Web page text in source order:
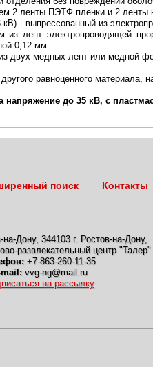
2 ленты ПЭТФ пленки и 2 ленты
- выпрессованный из
лент электропроводящей
0,12 мм
двух медных лент или медной
равноценного материала,
до 35 кВ, с
поиск Контакты
на-Дону, 344103 г. Ростов-на-Дону,
развлекательный центр "Талер"
+7-863-260-11-35
mail: vvg-ng@mail.ru
на рассылку